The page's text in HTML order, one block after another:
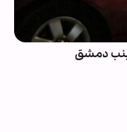
دمشق